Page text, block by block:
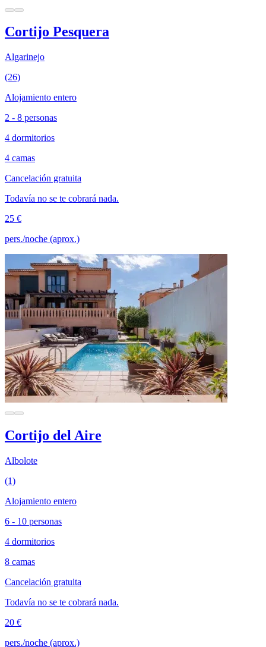
Cortijo Pesquera
Algarinejo
(26)
Alojamiento entero
2 - 8 personas
4 dormitorios
4 camas
Cancelación gratuita
Todavía no se te cobrará nada.
25 €
pers./noche (aprox.)
Cortijo del Aire
Albolote
(1)
Alojamiento entero
6 - 10 personas
4 dormitorios
8 camas
Cancelación gratuita
Todavía no se te cobrará nada.
20 €
pers./noche (aprox.)